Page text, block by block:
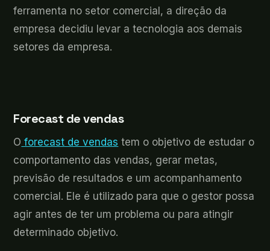
ferramenta no setor comercial, a direção da
empresa decidiu levar a tecnologia aos demais
setores da empresa.
Forecast de vendas
O forecast de vendas tem o objetivo de estudar o
comportamento das vendas, gerar metas,
previsão de resultados e um acompanhamento
comercial. Ele é utilizado para que o gestor possa
agir antes de ter um problema ou para atingir
determinado objetivo.